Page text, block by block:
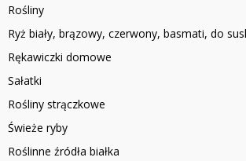
Rośliny
Ryż biały, brązowy, czerwony, basmati, do
Rękawiczki domowe
Sałatki
Rośliny strączkowe
Świeże ryby
Roślinne źródła białka